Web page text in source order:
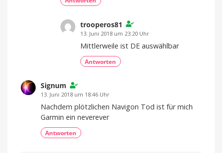
trooperos81
13. Juni 2018 um 23:20 Uhr
Mittlerweile ist DE auswählbar
Antworten
Signum
13. Juni 2018 um 18:46 Uhr
Nachdem plötzlichen Navigon Tod ist für mich
Garmin ein neverever
Antworten